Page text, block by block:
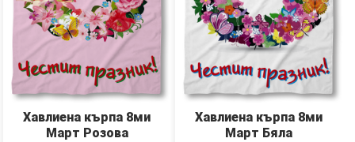
Хавлиена кърпа 8ми
Март Розова
Хавлиена кърпа 8ми
Март Бяла